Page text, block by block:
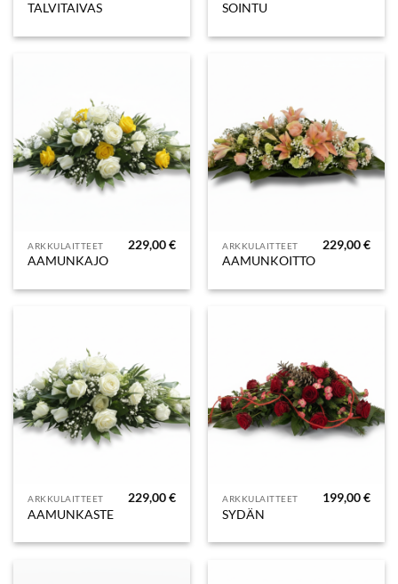
TALVITAIVAS SOINTU
ARKKULAITTEET
AAMUNKAJO
229,00€ ARKKULAITTEET
AAMUNKOITTO
229,00€
ARKKULAITTEET
AAMUNKASTE
229,00€ ARKKULAITTEET
SYDÄN
199,00€